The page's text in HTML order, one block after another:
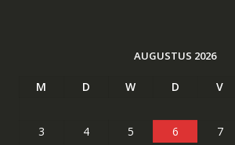
AUGUSTUS 2026
M D W D V
3
4 5 6 7